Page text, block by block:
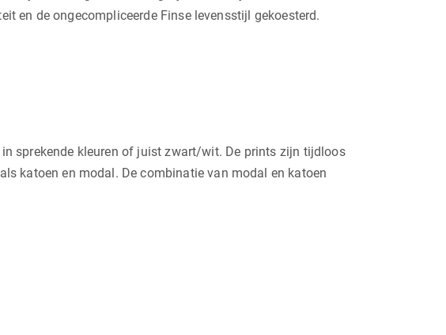
en de ongecompliceerde Finse levensstijl gekoesterd.
sprekende kleuren of juist zwart/wit. De prints zijn tijdloos
als katoen en modal. De combinatie van modal en katoen